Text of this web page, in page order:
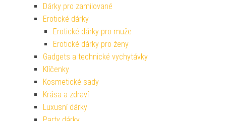
Dárky pro zamilované
Erotické dárky
Erotické dárky pro muže
Erotické dárky pro ženy
Gadgets a technické vychytávky
Klíčenky
Kosmetické sady
Krása a zdraví
Luxusní dárky